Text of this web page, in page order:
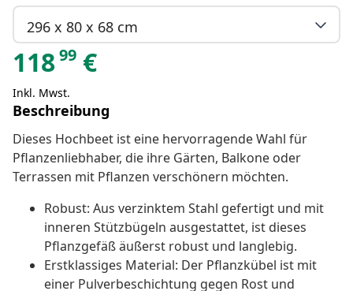
296 x 80 x 68 cm
11899 €
Inkl. Mwst.
Beschreibung
Dieses Hochbeet ist eine hervorragende Wahl für
Pflanzenliebhaber, die ihre Gärten, Balkone oder
Terrassen mit Pflanzen verschönern möchten.
Robust: Aus verzinktem Stahl gefertigt und mit
inneren Stützbügeln ausgestattet, ist dieses
Pflanzgefäß äußerst robust und langlebig.
Erstklassiges Material: Der Pflanzkübel ist mit
einer Pulverbeschichtung gegen Rost und